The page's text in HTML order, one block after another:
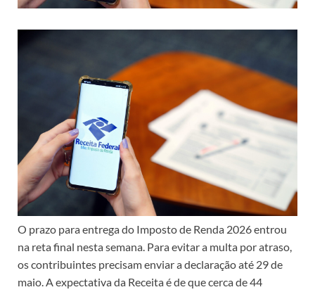
O prazo para entrega do Imposto de Renda 2026 entrou
na reta final nesta semana. Para evitar a multa por atraso,
os contribuintes precisam enviar a declaração até 29 de
maio. A expectativa da Receita é de que cerca de 44